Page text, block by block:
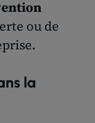
ou de
la